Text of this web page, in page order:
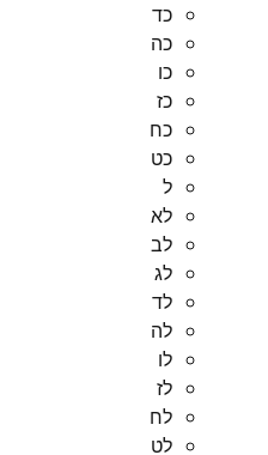
כד
כה
כו
כז
כח
כט
ל
לא
לב
לג
לד
לה
לו
לז
לח
לט